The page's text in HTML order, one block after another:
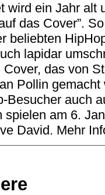
wird ein Jahr alt
das Cover”.
beliebten
lapidar
Cover, das von
Pollin
Besucher auch
spielen am 6.
David. Mehr